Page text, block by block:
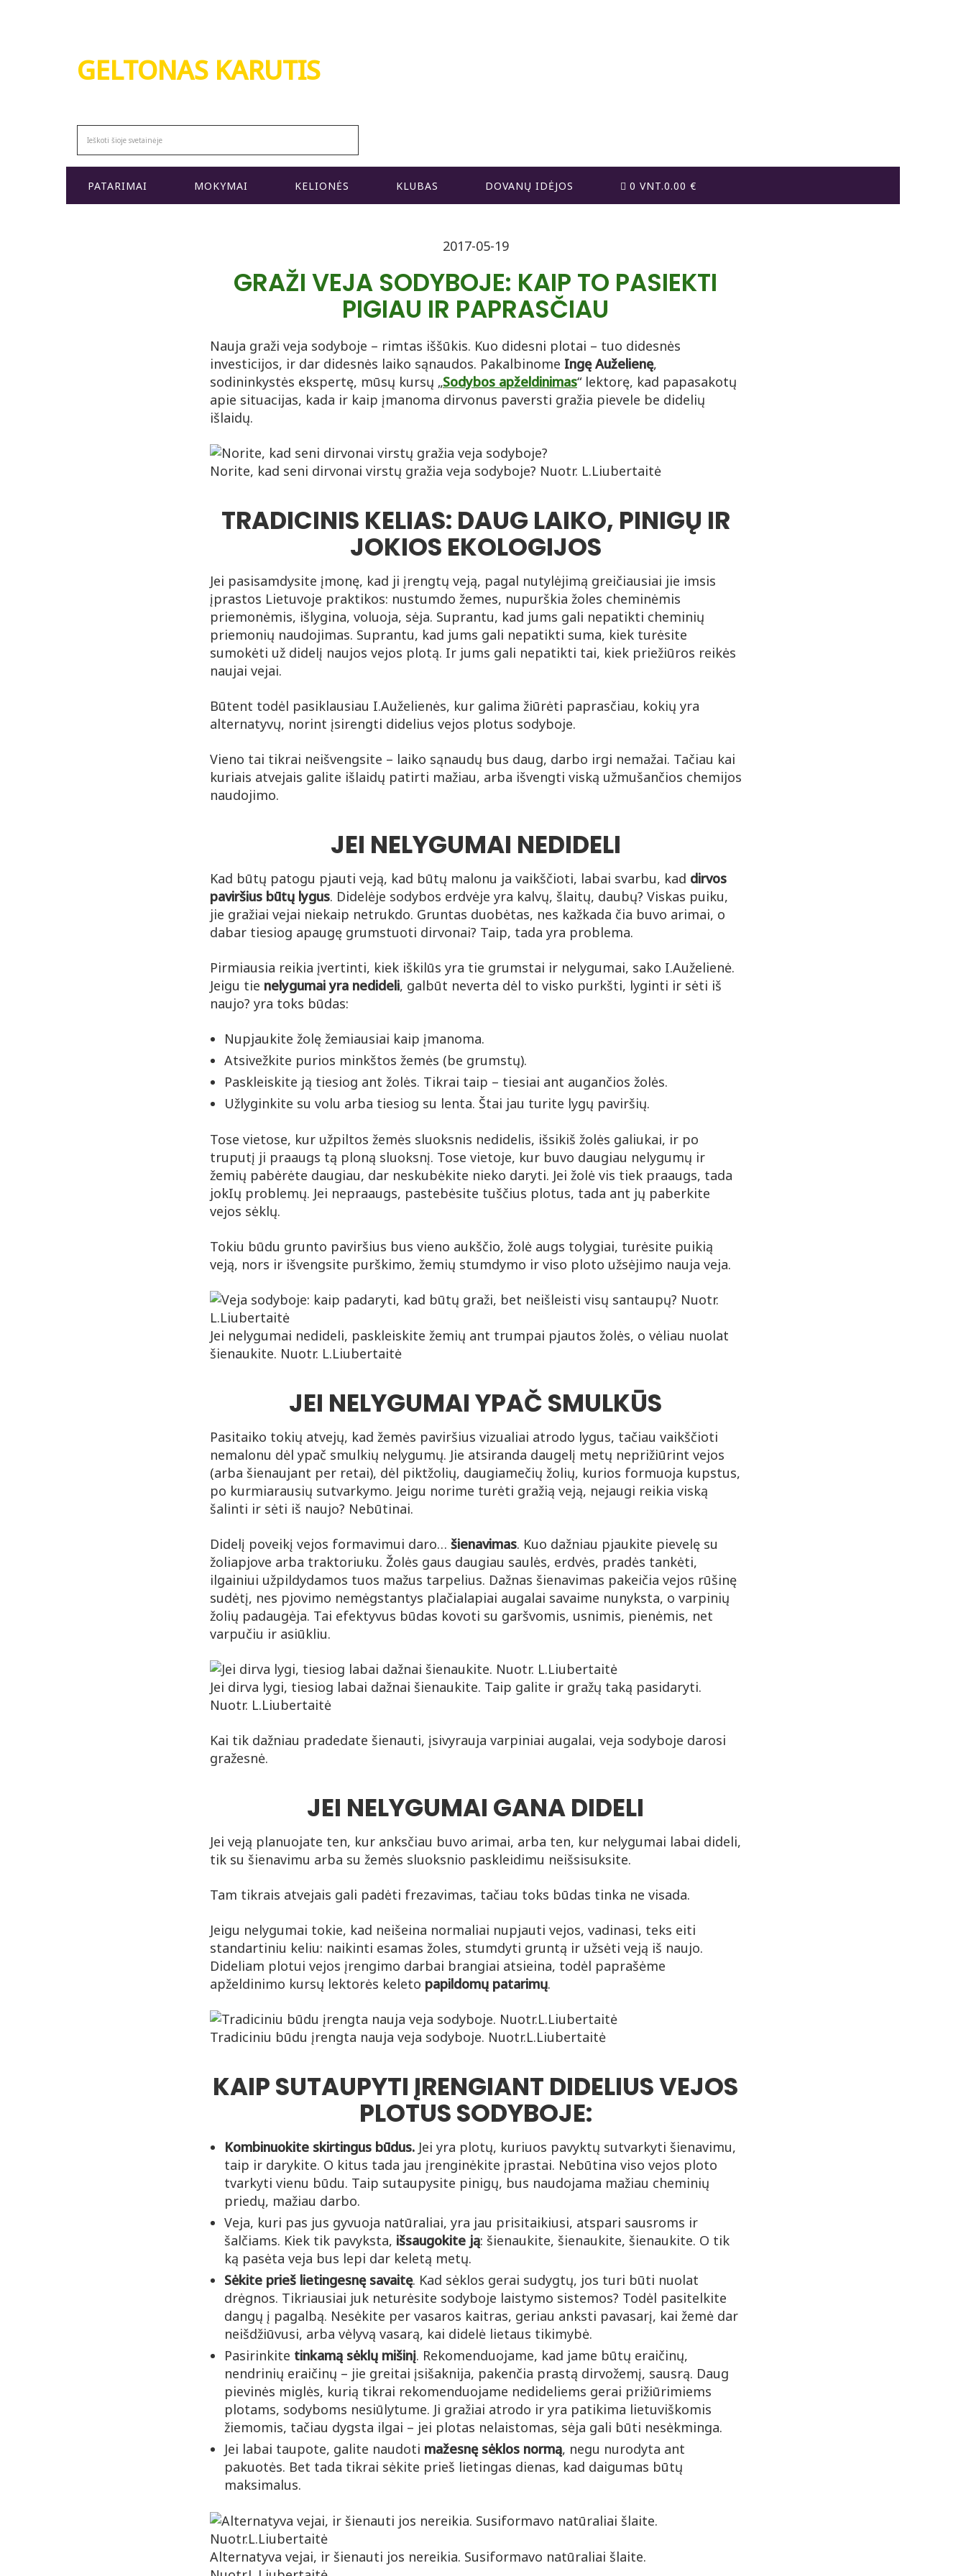
GELTONAS KARUTIS
PATARIMAI MOKYMAI KELIONĖS KLUBAS DOVANŲ IDĖJOS 0 VNT.0.00 €
2017-05-19
GRAŽI VEJA SODYBOJE: KAIP TO PASIEKTI
PIGIAU IR PAPRASČIAU
Nauja graži veja sodyboje – rimtas iššūkis. Kuo didesni plotai – tuo didesnės
investicijos, ir dar didesnės laiko sąnaudos. Pakalbinome Ingę Auželienę,
sodininkystės ekspertę, mūsų kursų „Sodybos apželdinimas“ lektorę, kad papasakotų
apie situacijas, kada ir kaip įmanoma dirvonus paversti gražia pievele be didelių
išlaidų.
Norite, kad seni dirvonai virstų gražia veja sodyboje? Nuotr. L.Liubertaitė
TRADICINIS KELIAS: DAUG LAIKO, PINIGŲ IR
JOKIOS EKOLOGIJOS
Jei pasisamdysite įmonę, kad ji įrengtų veją, pagal nutylėjimą greičiausiai jie imsis
įprastos Lietuvoje praktikos: nustumdo žemes, nupurškia žoles cheminėmis
priemonėmis, išlygina, voluoja, sėja. Suprantu, kad jums gali nepatikti cheminių
priemonių naudojimas. Suprantu, kad jums gali nepatikti suma, kiek turėsite
sumokėti už didelį naujos vejos plotą. Ir jums gali nepatikti tai, kiek priežiūros reikės
naujai vejai.
Būtent todėl pasiklausiau I.Auželienės, kur galima žiūrėti paprasčiau, kokių yra
alternatyvų, norint įsirengti didelius vejos plotus sodyboje.
Vieno tai tikrai neišvengsite – laiko sąnaudų bus daug, darbo irgi nemažai. Tačiau kai
kuriais atvejais galite išlaidų patirti mažiau, arba išvengti viską užmušančios chemijos
naudojimo.
JEI NELYGUMAI NEDIDELI
Kad būtų patogu pjauti veją, kad būtų malonu ja vaikščioti, labai svarbu, kad dirvos
paviršius būtų lygus. Didelėje sodybos erdvėje yra kalvų, šlaitų, daubų? Viskas puiku,
jie gražiai vejai niekaip netrukdo. Gruntas duobėtas, nes kažkada čia buvo arimai, o
dabar tiesiog apaugę grumstuoti dirvonai? Taip, tada yra problema.
Pirmiausia reikia įvertinti, kiek iškilūs yra tie grumstai ir nelygumai, sako I.Auželienė.
Jeigu tie nelygumai yra nedideli, galbūt neverta dėl to visko purkšti, lyginti ir sėti iš
naujo? yra toks būdas:
Nupjaukite žolę žemiausiai kaip įmanoma.
Atsivežkite purios minkštos žemės (be grumstų).
Paskleiskite ją tiesiog ant žolės. Tikrai taip – tiesiai ant augančios žolės.
Užlyginkite su volu arba tiesiog su lenta. Štai jau turite lygų paviršių.
Tose vietose, kur užpiltos žemės sluoksnis nedidelis, išsikiš žolės galiukai, ir po
truputį ji praaugs tą ploną sluoksnį. Tose vietoje, kur buvo daugiau nelygumų ir
žemių pabėrėte daugiau, dar neskubėkite nieko daryti. Jei žolė vis tiek praaugs, tada
jokIų problemų. Jei nepraaugs, pastebėsite tuščius plotus, tada ant jų paberkite
vejos sėklų.
Tokiu būdu grunto paviršius bus vieno aukščio, žolė augs tolygiai, turėsite puikią
veją, nors ir išvengsite purškimo, žemių stumdymo ir viso ploto užsėjimo nauja veja.
Jei nelygumai nedideli, paskleiskite žemių ant trumpai pjautos žolės, o vėliau nuolat
šienaukite. Nuotr. L.Liubertaitė
JEI NELYGUMAI YPAČ SMULKŪS
Pasitaiko tokių atvejų, kad žemės paviršius vizualiai atrodo lygus, tačiau vaikščioti
nemalonu dėl ypač smulkių nelygumų. Jie atsiranda daugelį metų neprižiūrint vejos
(arba šienaujant per retai), dėl piktžolių, daugiamečių žolių, kurios formuoja kupstus,
po kurmiarausių sutvarkymo. Jeigu norime turėti gražią veją, nejaugi reikia viską
šalinti ir sėti iš naujo? Nebūtinai.
Didelį poveikį vejos formavimui daro… šienavimas. Kuo dažniau pjaukite pievelę su
žoliapjove arba traktoriuku. Žolės gaus daugiau saulės, erdvės, pradės tankėti,
ilgainiui užpildydamos tuos mažus tarpelius. Dažnas šienavimas pakeičia vejos rūšinę
sudėtį, nes pjovimo nemėgstantys plačialapiai augalai savaime nunyksta, o varpinių
žolių padaugėja. Tai efektyvus būdas kovoti su garšvomis, usnimis, pienėmis, net
varpučiu ir asiūkliu.
Jei dirva lygi, tiesiog labai dažnai šienaukite. Taip galite ir gražų taką pasidaryti.
Nuotr. L.Liubertaitė
Kai tik dažniau pradedate šienauti, įsivyrauja varpiniai augalai, veja sodyboje darosi
gražesnė.
JEI NELYGUMAI GANA DIDELI
Jei veją planuojate ten, kur anksčiau buvo arimai, arba ten, kur nelygumai labai dideli,
tik su šienavimu arba su žemės sluoksnio paskleidimu neišsisuksite.
Tam tikrais atvejais gali padėti frezavimas, tačiau toks būdas tinka ne visada.
Jeigu nelygumai tokie, kad neišeina normaliai nupjauti vejos, vadinasi, teks eiti
standartiniu keliu: naikinti esamas žoles, stumdyti gruntą ir užsėti veją iš naujo.
Dideliam plotui vejos įrengimo darbai brangiai atsieina, todėl paprašėme
apželdinimo kursų lektorės keleto papildomų patarimų.
Tradiciniu būdu įrengta nauja veja sodyboje. Nuotr.L.Liubertaitė
KAIP SUTAUPYTI ĮRENGIANT DIDELIUS VEJOS
PLOTUS SODYBOJE:
Kombinuokite skirtingus būdus.Jei yra plotų, kuriuos pavyktų sutvarkyti šienavimu,
taip ir darykite. O kitus tada jau įrenginėkite įprastai. Nebūtina viso vejos ploto
tvarkyti vienu būdu. Taip sutaupysite pinigų, bus naudojama mažiau cheminių
priedų, mažiau darbo.
Veja, kuri pas jus gyvuoja natūraliai, yra jau prisitaikiusi, atspari sausroms ir
šalčiams. Kiek tik pavyksta, išsaugokite ją: šienaukite, šienaukite, šienaukite. O tik
ką pasėta veja bus lepi dar keletą metų.
Sėkite prieš lietingesnę savaitę. Kad sėklos gerai sudygtų, jos turi būti nuolat
drėgnos. Tikriausiai juk neturėsite sodyboje laistymo sistemos? Todėl pasitelkite
dangų į pagalbą. Nesėkite per vasaros kaitras, geriau anksti pavasarį, kai žemė dar
neišdžiūvusi, arba vėlyvą vasarą, kai didelė lietaus tikimybė.
Pasirinkite tinkamą sėklų mišinį. Rekomenduojame, kad jame būtų eraičinų,
nendrinių eraičinų – jie greitai įsišaknija, pakenčia prastą dirvožemį, sausrą. Daug
pievinės miglės, kurią tikrai rekomenduojame nedideliems gerai prižiūrimiems
plotams, sodyboms nesiūlytume. Ji gražiai atrodo ir yra patikima lietuviškomis
žiemomis, tačiau dygsta ilgai – jei plotas nelaistomas, sėja gali būti nesėkminga.
Jei labai taupote, galite naudoti mažesnę sėklos normą, negu nurodyta ant
pakuotės. Bet tada tikrai sėkite prieš lietingas dienas, kad daigumas būtų
maksimalus.
Alternatyva vejai, ir šienauti jos nereikia. Susiformavo natūraliai šlaite.